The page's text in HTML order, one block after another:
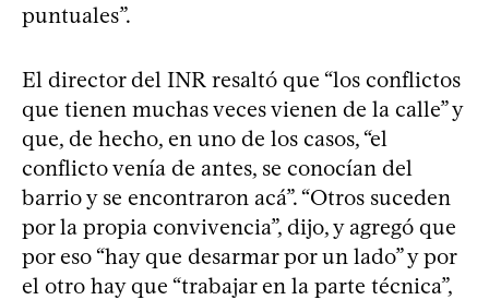
puntuales”.
El director del INR resaltó que “los conflictos
que tienen muchas veces vienen de la calle” y
que, de hecho, en uno de los casos, “el
conflicto venía de antes, se conocían del
barrio y se encontraron acá”. “Otros suceden
por la propia convivencia”, dijo, y agregó que
por eso “hay que desarmar por un lado” y por
el otro hay que “trabajar en la parte técnica”,